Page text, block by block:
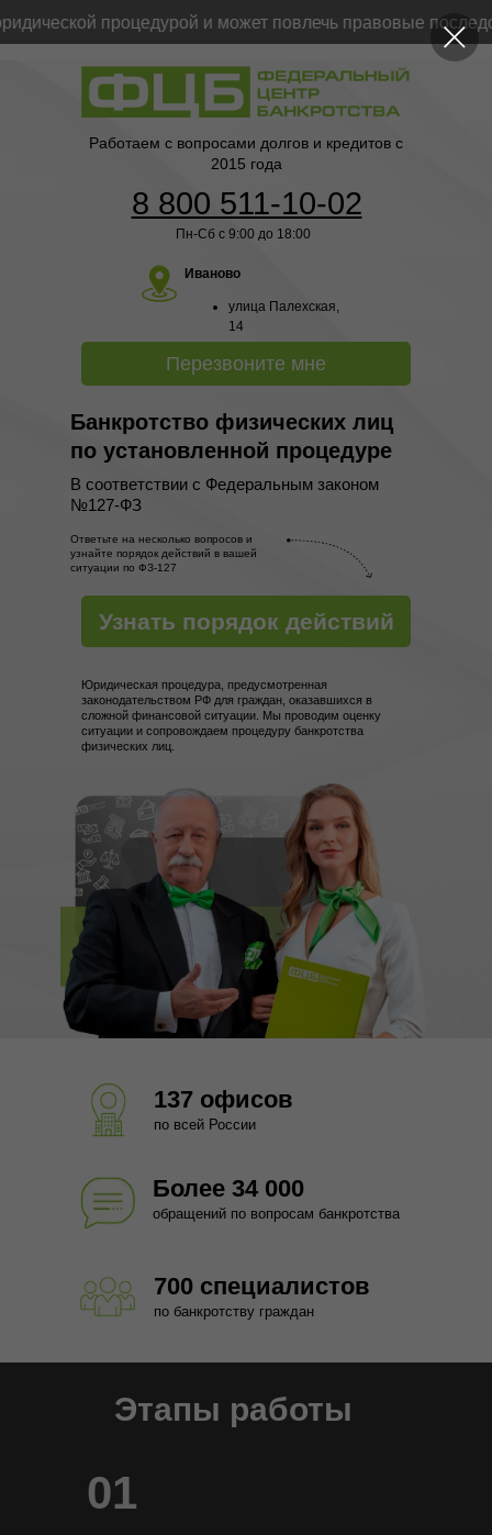
процедурой и может повлечь правовые
В соответствии с Федеральным законом
№127-ФЗ
Банкротство физических лиц
по установленной процедуре
Узнать порядок действий
Юридическая процедура, предусмотренная
законодательством РФ для граждан, оказавшихся в
сложной финансовой ситуации. Мы проводим оценку
ситуации и сопровождаем процедуру банкротства
физических лиц.
Ответьте на несколько вопросов и
узнайте порядок действий в вашей
ситуации по ФЗ-127
Перезвоните мне
8 800 511-10-02
Пн-Сб с 9:00 до 18:00
Иваново
улица Палехская,
14
Работаем с вопросами долгов и кредитов с
2015 года
обращений по вопросам банкротства
Более 34 000
по банкротству граждан
700 специалистов
по всей России
137 офисов
Этапы работы
01